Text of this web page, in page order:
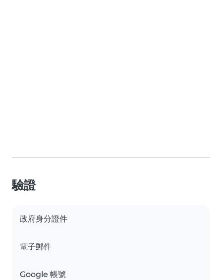
驗證
政府身分證件
電子郵件
Google 帳號